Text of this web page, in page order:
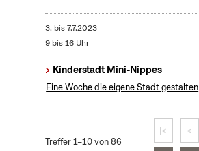
3. bis7.7.2023
9 bis 16 Uhr
Kinderstadt Mini-Nippes
Eine Woche die eigene Stadt gestalten
Treffer 1–10 von 86
|< <